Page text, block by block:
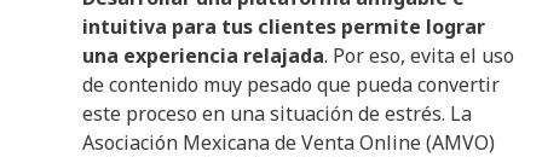
intuitiva para tus clientes permite lograr
una experiencia relajada. Por eso, evita el uso
de contenido muy pesado que pueda convertir
este proceso en una situación de estrés. La
Asociación Mexicana de Venta Online (AMVO)